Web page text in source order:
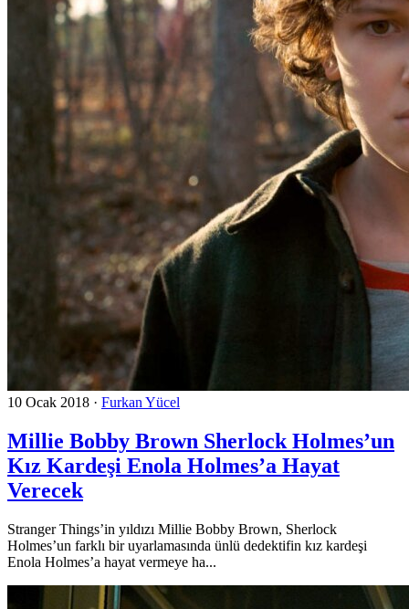
10 Ocak 2018 · Furkan Yücel
Millie Bobby Brown Sherlock Holmes’un
Kız Kardeşi Enola Holmes’a Hayat
Verecek
Stranger Things’in yıldızı Millie Bobby Brown, Sherlock
Holmes’un farklı bir uyarlamasında ünlü dedektifin kız kardeşi
Enola Holmes’a hayat vermeye ha...